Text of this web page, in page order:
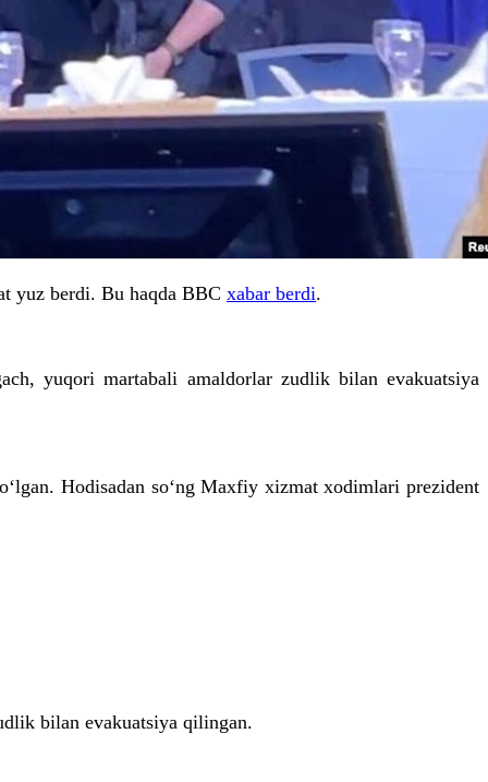
yuz berdi. Bu haqda BBC xabar berdi.
yuqori martabali amaldorlar zudlik bilan evakuatsiya
Hodisadan so‘ng Maxfiy xizmat xodimlari prezident
bilan evakuatsiya qilingan.